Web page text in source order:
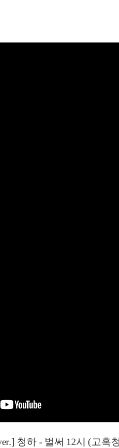
청하 - 벌써 12시 (고혹